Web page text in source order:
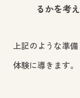
るかを考
上記のような準
体験に導きます。